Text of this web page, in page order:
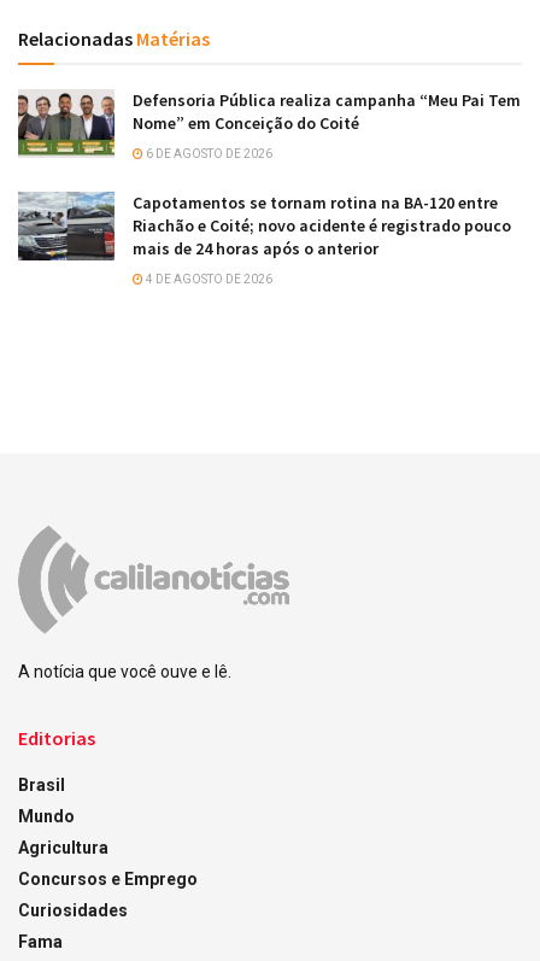
Relacionadas Matérias
Defensoria Pública realiza campanha “Meu Pai Tem
Nome” em Conceição do Coité
6 DE AGOSTO DE 2026
Capotamentos se tornam rotina na BA-120 entre
Riachão e Coité; novo acidente é registrado pouco
mais de 24 horas após o anterior
4 DE AGOSTO DE 2026
A notícia que você ouve e lê.
Editorias
Brasil
Mundo
Agricultura
Concursos e Emprego
Curiosidades
Fama